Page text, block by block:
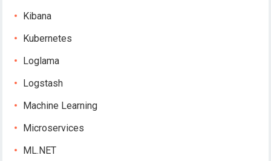
Kibana
Kubernetes
Loglama
Logstash
Machine Learning
Microservices
ML.NET